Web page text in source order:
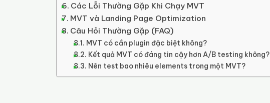
Các Lỗi Thường Gặp Khi Chạy MVT
MVT và Landing Page Optimization
Câu Hỏi Thường Gặp (FAQ)
MVT có cần plugin đặc biệt không?
Kết quả MVT có đáng tin cậy hơn A/B testing không?
Nên test bao nhiêu elements trong một MVT?